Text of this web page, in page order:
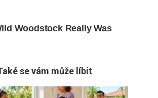
se vám může líbit